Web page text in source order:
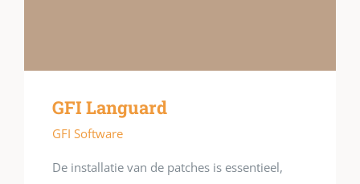
GFI Languard
GFI Software
De installatie van de patches is essentieel,